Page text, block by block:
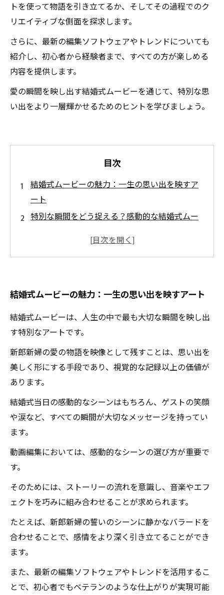
トを使って物語を引き立てるか、そしてその過程でのク
リエイティブな側面を探求します。
さらに、最新の編集ソフトウェアやトレンドについても
紹介し、初心者から経験者まで、すべての方が楽しめる
内容を提供します。
愛の瞬間を映し出す結婚式ムービーを通じて、特別な思
い出をより一層輝かせるためのヒントを学びましょう。
目次
結婚式ムービーの魅力：一生の思い出を映すア
ート
特別な瞬間をどう捉える？感動的な結婚式ムー
編集の魔法：愛のストーリーを引き立てるテク
ムービー
初心者必見！結婚式ムービー編集の基本から学
ぶ
最新の編集ソフトウェアとトレンドを徹底解説
愛の瞬間を美しく残す：特別な結婚式ムービー
の完成事例
結婚式ムービーの魅力：一生の思い出を映すアート
結婚式ムービーは、人生の中で最も大切な瞬間を映し出
す特別なアートです。
新郎新婦の愛の物語を映像として残すことは、思い出を
美しく形にする手段であり、視覚的な記録以上の価値が
あります。
結婚式当日の感動的なシーンはもちろん、ゲストの笑顔
や涙など、すべての瞬間が大切なメッセージを持ってい
ます。
動画編集においては、感動的なシーンの選び方が重要で
す。
そのためには、ストーリーの流れを意識し、音楽やエフ
ェクトを巧みに組み合わせることが求められます。
たとえば、新郎新婦の誓いのシーンに静かなバラードを
合わせることで、感情をより深く引き立てることができ
ます。
また、最新の編集ソフトウェアやトレンドを活用するこ
とで、初心者でもベテランのような仕上がりが実現可能